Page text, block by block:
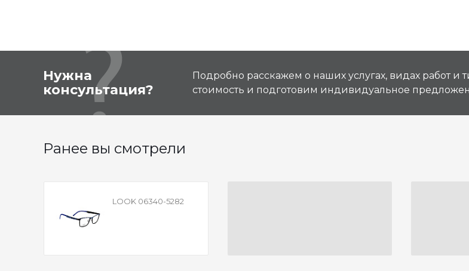
Нужна
консультация?
Подробно расскажем о наших услугах, видах работ и
стоимость и подготовим индивидуальное
Ранее вы смотрели
LOOK 06340-5282